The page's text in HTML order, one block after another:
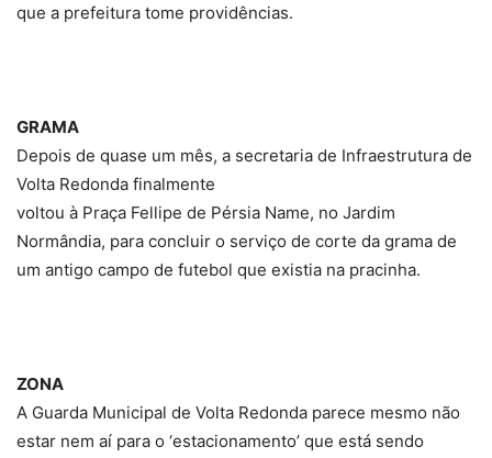
que a prefeitura tome providências.
GRAMA
Depois de quase um mês, a secretaria de Infraestrutura de
Volta Redonda finalmente
voltou à Praça Fellipe de Pérsia Name, no Jardim
Normândia, para concluir o serviço de corte da grama de
um antigo campo de futebol que existia na pracinha.
ZONA
A Guarda Municipal de Volta Redonda parece mesmo não
estar nem aí para o ‘estacionamento’ que está sendo